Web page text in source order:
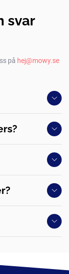
svar
på hej@mowy.se